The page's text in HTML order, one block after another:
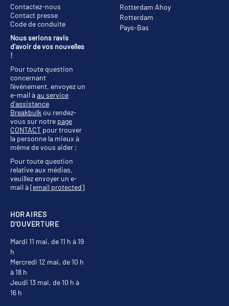
Rotterdam Ahoy
Rotterdam
Pays-Bas
HORAIRES
D'OUVERTURE
Mardi 11 mai, de 11 h à 19
h
Mercredi 12 mai, de 10 h
à 18 h
Jeudi 13 mai, de 10 h à
16 h
Contactez-nous
Contact presse
Code de conduite
Nous serions ravis
d'avoir de vos nouvelles
!
Pour toute question
concernant
l'événement, envoyez un
e-mail àau service
d'assistance
Breakbulk ou rendez-
vous sur notre page
CONTACT pour trouver
la personne la mieux à
même de vous aider ;
Pour toute question
relative aux médias,
veuillez envoyer un e-
mail à[email protected]